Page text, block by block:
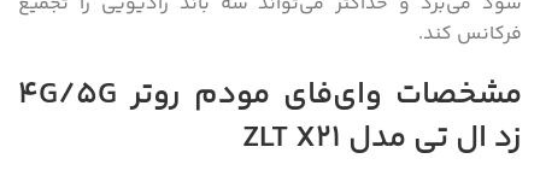
فرکانس کند.
مشخصات وای‌فای مودم روتر 4G/5G
زد ال تی مدل ZLT X21